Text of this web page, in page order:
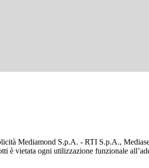
Mediamond S.p.A. - RTI S.p.A.,
è vietata ogni utilizzazione funzionale